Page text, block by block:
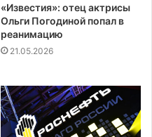
«Известия»: отец актрисы
Ольги Погодиной попал в
реанимацию
21.05.2026